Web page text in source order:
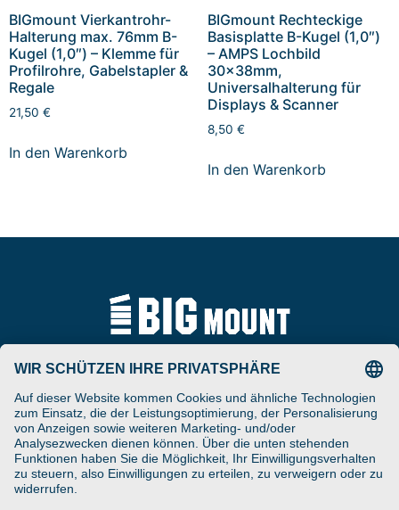
BIGmount Vierkantrohr-
Halterung max. 76mm B-
Kugel (1,0″) – Klemme für
Profilrohre, Gabelstapler &
Regale
21,50 €
In den Warenkorb
BIGmount Rechteckige
Basisplatte B-Kugel (1,0″)
– AMPS Lochbild
30x38mm,
Universalhalterung für
Displays & Scanner
8,50 €
In den Warenkorb
ARAT Spezialhalterungen
GmbH
Schierbusch 2a
D- 33161 Hövelhof
DESIGNED ENGINEERED
Tel
+49 (0) 5257-9380625
Fax
+49 (0) 5257-9380629